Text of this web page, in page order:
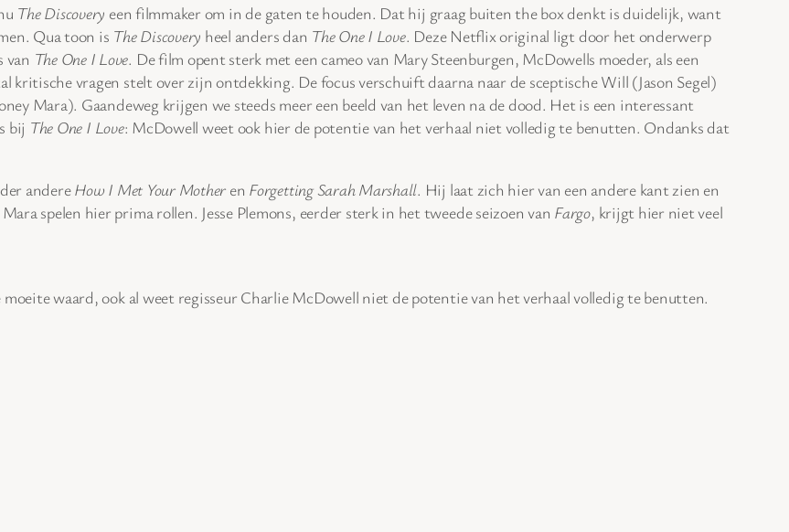
The Discovery een filmmaker om in de gaten te houden. Dat hij graag buiten the box denkt is duidelijk, want
Qua toon is The Discovery heel anders dan The One I Love. Deze Netflix original ligt door het onderwerp
van The One I Love. De film opent sterk met een cameo van Mary Steenburgen, McDowells moeder, als een
vragen stelt over zijn ontdekking. De focus verschuift daarna naar de sceptische Will (Jason Segel)
Mara). Gaandeweg krijgen we steeds meer een beeld van het leven na de dood. Het is een interessant
bij The One I Love: McDowell weet ook hier de potentie van het verhaal niet volledig te benutten. Ondanks dat
andereHow I Met Your Mother en Forgetting Sarah Marshall. Hij laat zich hier van een andere kant zien en
spelen hier prima rollen. Jesse Plemons, eerder sterk in het tweede seizoen van Fargo, krijgt hier niet veel
moeite waard, ook al weet regisseur Charlie McDowell niet de potentie van het verhaal volledig te benutten.